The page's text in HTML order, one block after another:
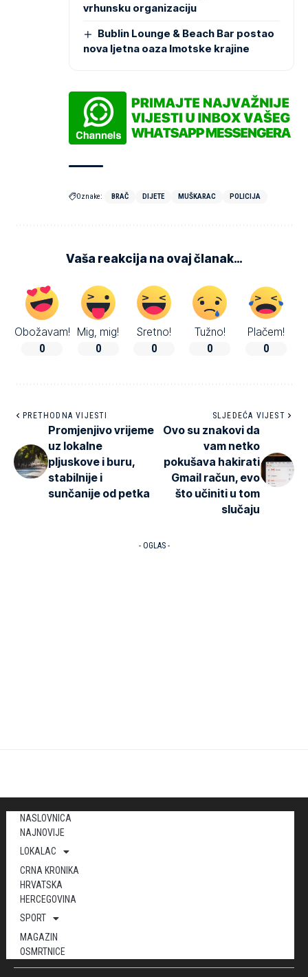
vrhunsku organizaciju
Bublin Lounge & Beach Bar postao
nova ljetna oaza Imotske krajine
Oznake: BRAČ DIJETE MUŠKARAC POLICIJA
Vaša reakcija na ovaj članak…
Obožavam!
0
Mig, mig!
0
Sretno!
0
Tužno!
0
Plačem!
0
PRETHODNA VIJESTI
Promjenjivo vrijeme
uz lokalne
pljuskove i buru,
stabilnije i
sunčanije od petka
SLJEDEĆA VIJEST
Ovo su znakovi da
vam netko
pokušava hakirati
Gmail račun, evo
što učiniti u tom
slučaju
- OGLAS -
NASLOVNICA
NAJNOVIJE
LOKALAC
CRNA KRONIKA
HRVATSKA
HERCEGOVINA
SPORT
MAGAZIN
OSMRTNICE